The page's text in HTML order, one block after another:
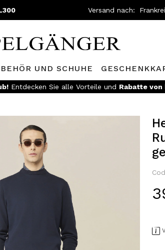
Versand nach:
UND SCHUHE